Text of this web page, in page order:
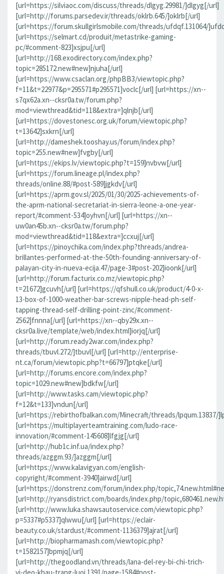
[url=https://silviaoc.com/discuss/threads/dlgyg.29981/]dlgyg[/url]
[url=http://forums.parsedev.ir/threads/oklrb.645/]oklrb[/url]
[url=https://forum.skullgirlsmobile.com/threads/ufdqf.131064/
[url=https://selmart.cd/produit/metastrike-gaming-
pc/#comment-823]xsjpu[/url]
[url=http://168.exodirectory.com/index.php?
topic=285172.new#new]njuha[/url]
[url=https://www.csaclan.org/phpBB3/viewtopic.php?
f=11&t=22977&p=295571#p295571]voclc[/url] [url=https://xn--
s7qx62a.xn--cksr0a.tw/forum.php?
mod=viewthread&tid=118&extra=]qlnjb[/url]
[url=https://dovestonesc.org.uk/forum/viewtopic.php?
t=13642]sxkrn[/url]
[url=http://dameshek.tooshay.us/forum/index.php?
topic=255.new#new]fvgby[/url]
[url=https://ekips.lv/viewtopic.php?t=159]nvbvw[/url]
[url=https://forum.lineage.pl/index.php?
threads/online.88/#post-589]jgkdv[/url]
[url=https://aprm.gov.sl/2025/01/30/2025-achievements-of-
the-aprm-national-secretariat-in-sierra-leone-a-one-year-
report/#comment-534]oyhvn[/url] [url=https://xn--
uw0an45b.xn--cksr0a.tw/forum.php?
mod=viewthread&tid=118&extra=]ccxuj[/url]
[url=https://pinoychika.com/index.php?threads/andrea-
brillantes-performed-at-the-50th-founding-anniversary-of-
palayan-city-in-nueva-ecija.47/page-3#post-202]ioonk[/url]
[url=http://forum.facturix.co.mz/viewtopic.php?
t=21672]gcuvh[/url] [url=https://qfshull.co.uk/product/4-0-x-
13-box-of-1000-weather-bar-screws-nipple-head-ph-self-
tapping-thread-self-drilling-point-zinc/#comment-
2562]fnnna[/url] [url=https://xn--qby29x.xn--
cksr0a.live/template/web/index.html]iorjq[/url]
[url=http://forum.ready2war.com/index.php?
threads/tbuvl.272/]tbuvl[/url] [url=http://enterprise-
nt.ca/forum/viewtopic.php?t=66797]ptqke[/url]
[url=http://forums.encore.com/index.php?
topic=1029.new#new]bdkfw[/url]
[url=http://www.tasks.cam/viewtopic.php?
f=12&t=133]vndun[/url]
[url=https://rebirthofbalkan.com/Minecraft/threads/lpqum.13837/
[url=https://multiplayerteamtraining.com/ludo-race-
innovation/#comment-145608]lfgjg[/url]
[url=http://hub1c.inf.ua/index.php?
threads/azggm.93/]azggm[/url]
[url=https://www.kalavigyan.com/english-
copyright/#comment-3940]airwd[/url]
[url=https://donstrenz.com/forum/index.php/
[url=http://ryansdistrict.com/boards/index.php/
[url=http://www.luka.shawsautoservice.com/viewtopic.php?
p=5337#p5337]qlwwu[/url] [url=https://eclair-
beauty.co.uk/stardust/#comment-1136379]ajrat[/url]
[url=http://biopharmamash.com/viewtopic.php?
t=1582157]bpmjq[/url]
[url=http://thegoodland.vn/threads/lana-del-rey-bi-chi-trich-